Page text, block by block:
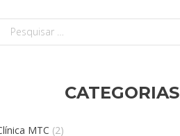
Pesquisar
CATEGORIAS
MTC (2)